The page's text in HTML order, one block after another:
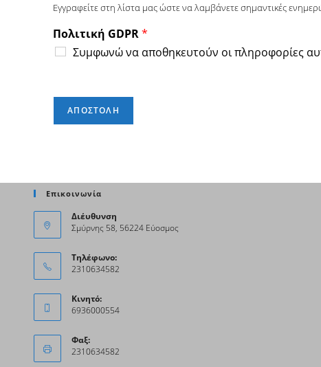
Εγγραφείτε στη λίστα μας ώστε να λαμβάνετε σημαντικές
Πολιτική GDPR*
Συμφωνώ να αποθηκευτούν οι πληροφορίες
ΑΠΟΣΤΟΛΉ
Επικοινωνία
Διέυθυνση
Σμύρνης 58, 56224 Εύοσμος
Τηλέφωνο:
2310634582
Κινητό:
6936000554
Φαξ:
2310634582